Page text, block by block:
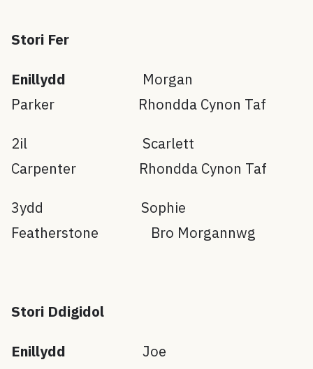
Stori Fer
Enillydd
Morgan
Parker Rhondda Cynon Taf
2il Scarlett
Carpenter Rhondda Cynon Taf
3ydd Sophie
Featherstone Bro Morgannwg
Stori Ddigidol
Enillydd
Joe